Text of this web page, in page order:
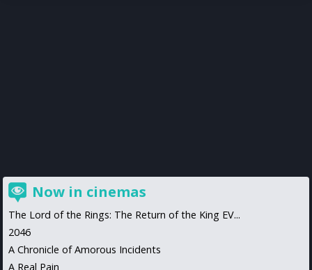
Now in cinemas
The Lord of the Rings: The Return of the King EV...
2046
A Chronicle of Amorous Incidents
A Real Pain